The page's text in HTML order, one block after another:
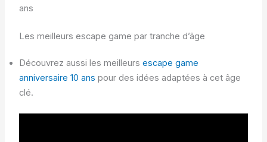
ans
Les meilleurs escape game par tranche d’âge
Découvrez aussi les meilleurs escape game
anniversaire 10 ans pour des idées adaptées à cet âge
clé.